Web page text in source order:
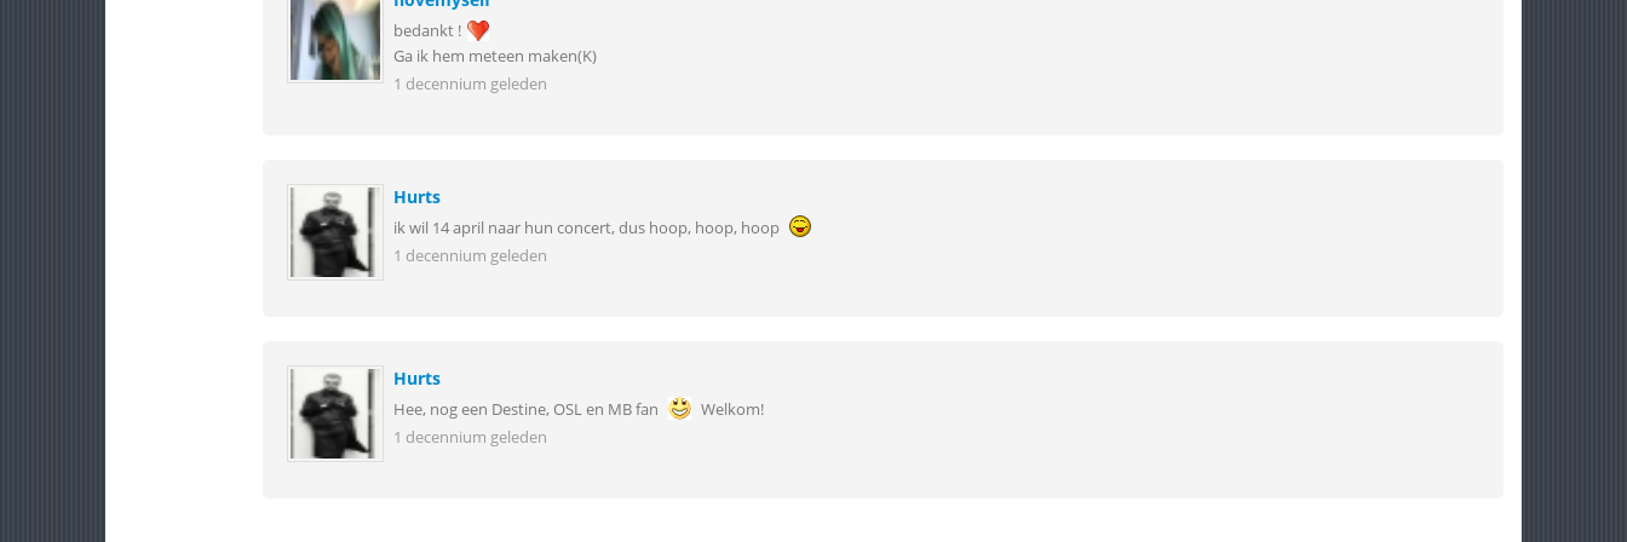
bedankt !
Ga ik hem meteen maken(K)
1 decennium geleden
Hurts
ik wil 14 april naar hun concert, dus hoop, hoop, hoop
1 decennium geleden
Hurts
Hee, nog een Destine, OSL en MB fan
Welkom!
1 decennium geleden